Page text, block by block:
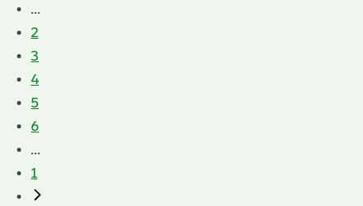
...
2
3
4
5
6
...
1